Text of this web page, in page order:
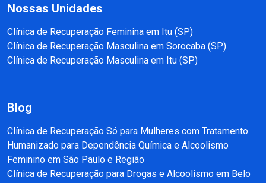
Nossas Unidades
Clínica de Recuperação Feminina em Itu (SP)
Clínica de Recuperação Masculina em Sorocaba (SP)
Clínica de Recuperação Masculina em Itu (SP)
Blog
Clínica de Recuperação Só para Mulheres com Tratamento
Humanizado para Dependência Química e Alcoolismo
Feminino em São Paulo e Região
Clínica de Recuperação para Drogas e Alcoolismo em Belo